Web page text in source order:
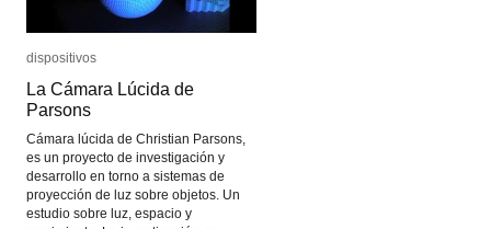
dispositivos
La Cámara Lúcida de
Parsons
Cámara lúcida de Christian Parsons,
es un proyecto de investigación y
desarrollo en torno a sistemas de
proyección de luz sobre objetos. Un
estudio sobre luz, espacio y
dispositivos
La Cámara Lúcida de
Parsons